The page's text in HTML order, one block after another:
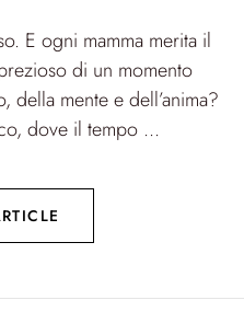
E ogni mamma merita il
di un momento
mente e dell’anima?
dove il tempo ...